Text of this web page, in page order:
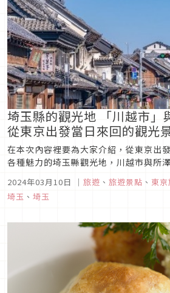
埼玉縣的觀光地 「川越市」
從東京出發當日來回的觀光
在本次內容裡要為大家介紹，從東京出
各種魅力的埼玉縣觀光地，川越市與所
度，是非常適合來此邊走邊享受美食，
方。
2024年03月10日 ｜ 旅遊 、 旅遊景點 、 東
埼玉 、 埼玉